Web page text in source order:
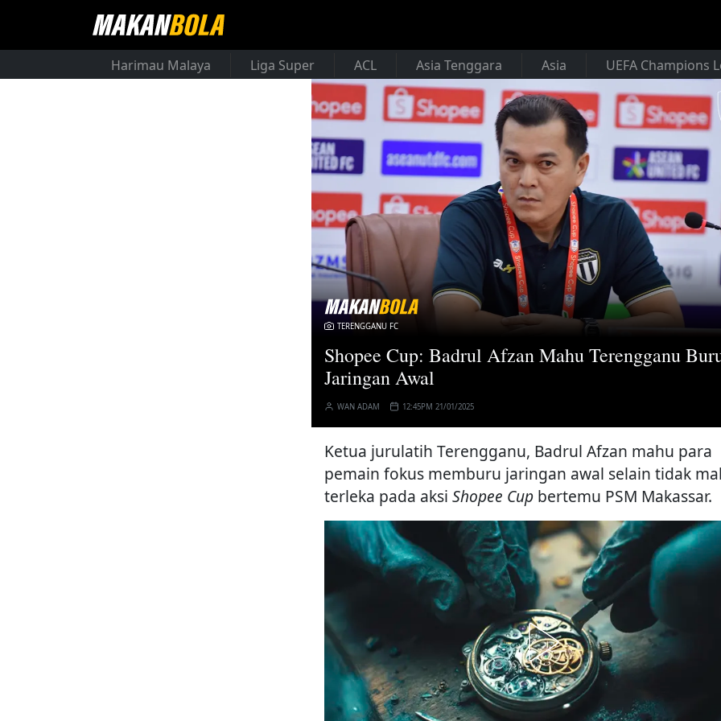
Harimau Malaya Liga Super ACL Asia Tenggara Asia UEFA Champions
TERENGGANU FC
Shopee Cup: Badrul Afzan Mahu Terengganu
Jaringan Awal
WAN ADAM 12:45PM 21/01/2025
Ketua jurulatih Terengganu, Badrul Afzan mahu para
pemain fokus memburu jaringan awal selain tidak
terleka pada aksi Shopee Cup bertemu PSM Makassar.